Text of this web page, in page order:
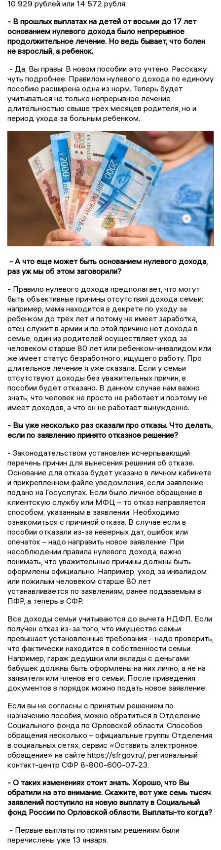
10 929 рублей или 14 572 рубля.
- В прошлых выплатах на детей от восьми до 17 лет
основанием нулевого дохода было непрерывное
продолжительное лечение. Но ведь бывает, что болен
не взрослый, а ребенок.
- Да, Вы правы. В новом пособии это учтено. Расскажу
чуть подробнее. Правилом нулевого дохода по единому
пособию расширена одна из норм. Теперь будет
учитываться не только непрерывное лечение
длительностью свыше трёх месяцев родителя, но и
период ухода за больным ребенком.
- А что еще может быть основанием нулевого дохода,
раз уж мы об этом заговорили?
- Правило нулевого дохода предполагает, что могут
быть объективные причины отсутствия дохода семьи:
например, мама находится в декрете по уходу за
ребенком до трёх лет и потому не имеет заработка,
отец служит в армии и по этой причине нет дохода в
семье, один из родителей осуществляет уход за
человеком старше 80 лет или ребенком-инвалидом или
же имеет статус безработного, ищущего работу. Про
длительное лечение я уже сказала. Если у семьи
отсутствуют доходы без уважительных причин, в
пособии будет отказано. В данном случае нам важно
знать, что человек не просто не работает и поэтому не
имеет доходов, а что он не работает вынужденно.
- Вы уже несколько раз сказали про отказы. Что делать,
если по заявлению принято отказное решение?
- Законодательством установлен исчерпывающий
перечень причин для вынесения решения об отказе.
Основание для отказа будет указано в личном кабинете
и прикреплённом файле уведомления, если заявление
подано на Госуслугах. Если было личное обращение в
клиентскую службу или МФЦ – то отказ направляется
способом, указанным в заявлении. Необходимо
ознакомиться с причиной отказа. В случае если в
пособии отказали из-за неверных дат, ошибок или
опечаток – надо направить новое заявление. При
несоблюдении правила нулевого дохода, важно
понимать, что уважительные причины должны быть
оформлены официально. Например, уход за инвалидом
или пожилым человеком старше 80 лет
устанавливается по заявлениям, ранее подаваемым в
ПФР, а теперь в СФР.
Все доходы семьи учитываются до вычета НДФЛ. Если
получен отказ из-за того, что имущество семьи
превышает установленные требования – надо проверить,
что фактически находится в собственности семьи.
Например, гараж дедушки или вклады с деньгами
бабушек должны быть оформлены на них лично, а не на
заявителя или членов его семьи. После приведения
документов в порядок можно подать новое заявление.
Если вы не согласны с принятым решением по
назначению пособия, можно обратиться в Отделение
Социального фонда по Орловской области. Способов
обращения несколько – официальные группы Отделения
в социальных сетях, сервис «Оставить электронное
обращение» на сайте https://sfr.gov.ru/, региональный
контакт-центр CФР 8-800-600-07-23.
- О таких изменениях стоит знать. Хорошо, что Вы
обратили на это внимание. Скажите, вот уже семь тысяч
заявлений поступило на новую выплату в Социальный
фонд России по Орловской области. Выплаты-то когда?
- Первые выплаты по принятым решениям были
перечислены уже 13 января.